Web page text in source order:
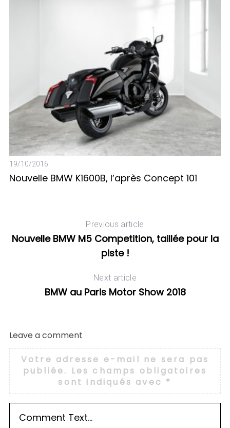
19/10/2016
Nouvelle BMW K1600B, l’après Concept 101
Previous article
Nouvelle BMW M5 Competition, taillée pour la
piste !
Next article
BMW au Paris Motor Show 2018
Leave a comment
Votre adresse e-mail ne sera pas
publiée. Les champs obligatoires
sont indiqués avec *